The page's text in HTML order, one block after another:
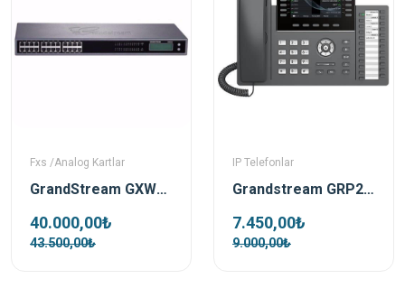
Fxs /Analog Kartlar
GrandStream GXW4224 V2 24 Port FXS VoIP Ağ Geçidi
40.000,00₺
43.500,00₺
IP Telefonlar
Grandstream GRP2636 Ip Telefon
7.450,00₺
9.000,00₺